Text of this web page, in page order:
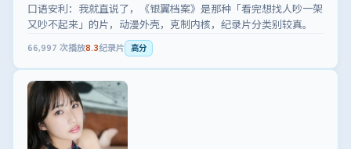
口语安利：我就直说了，《银翼档案》是那种「看完想找人吵一架
又吵不起来」的片，动漫外壳，克制内核，纪录片分类别较真。
66,997 次播放8.3纪录片 高分